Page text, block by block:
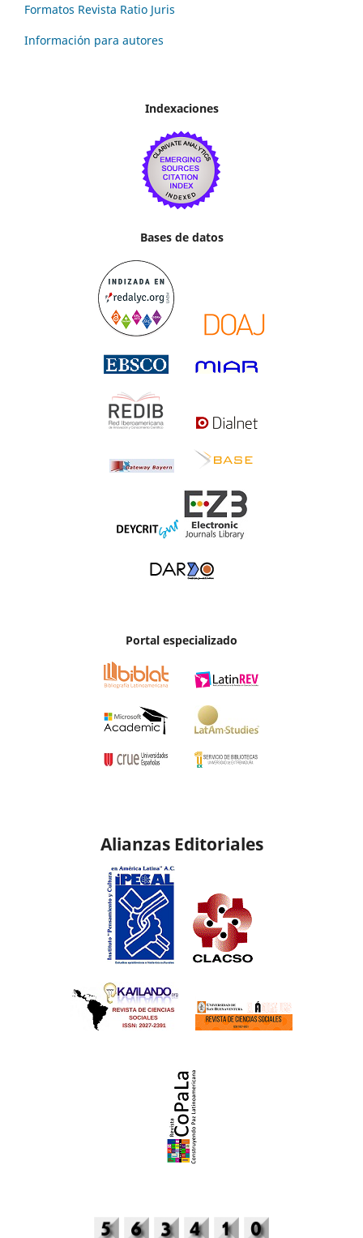
Formatos Revista Ratio Juris
Información para autores
Indexaciones
Bases de datos
Portal especializado
Alianzas Editoriales